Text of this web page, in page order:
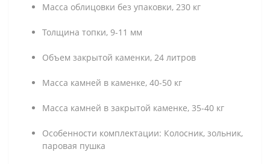
Масса облицовки без упаковки, 230 кг
Толщина топки, 9-11 мм
Объем закрытой каменки, 24 литров
Масса камней в каменке, 40-50 кг
Масса камней в закрытой каменке, 35-40 кг
Особенности комплектации: Колосник, зольник,
паровая пушка